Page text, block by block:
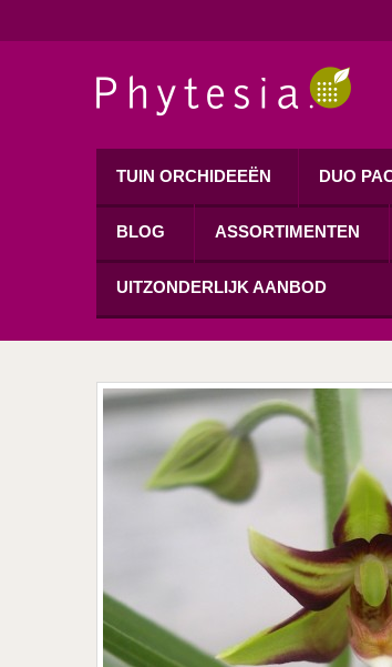
TUIN ORCHIDEEËN DUO
BLOG ASSORTIMENTEN
UITZONDERLIJK AANBOD